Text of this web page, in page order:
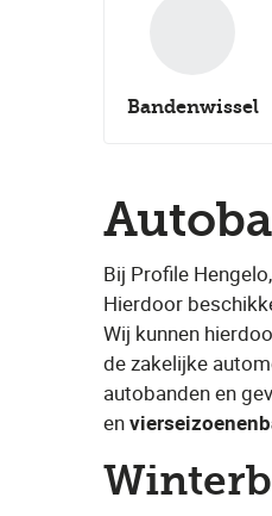
Bandenwissel
Bij Profile
Hierdoor
Wij kunnen
de zakelijke
autobanden en
en ​